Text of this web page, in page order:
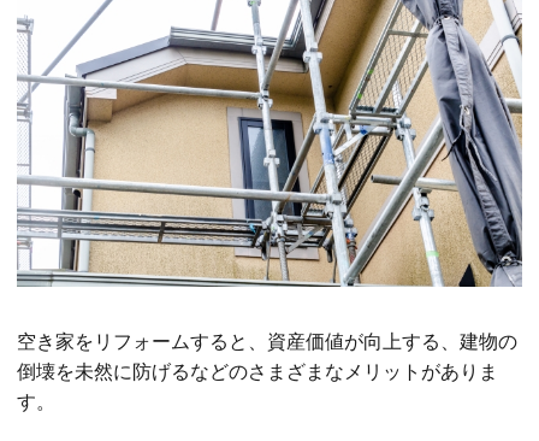
空き家をリフォームすると、資産価値が向上する、建物の
倒壊を未然に防げるなどのさまざまなメリットがありま
す。